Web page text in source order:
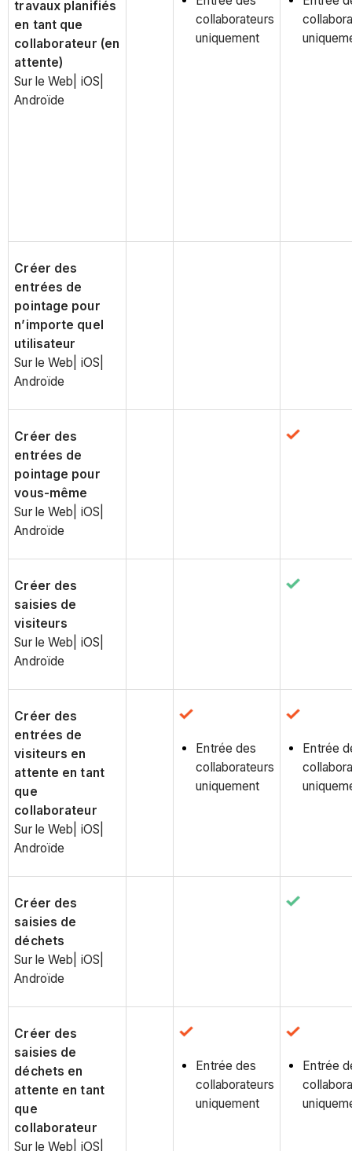
travaux planifiés
en tant que
collaborateur (en
attente)
Sur le Web| iOS|
Androïde
collaborateurs
uniquement
Créer des
entrées de
pointage pour
n’importe quel
utilisateur
Sur le Web| iOS|
Androïde
Créer des
entrées de
pointage pour
vous-même
Sur le Web| iOS|
Androïde
Créer des
saisies de
visiteurs
Sur le Web| iOS|
Androïde
Créer des
entrées de
visiteurs en
attente en tant
que
collaborateur
Sur le Web| iOS|
Androïde
Entrée des
collaborateurs
uniquement
Entrée
Créer des
saisies de
déchets
Sur le Web| iOS|
Androïde
Créer des
saisies de
déchets en
attente en tant
que
collaborateur
Sur le Web| iOS|
Entrée des
collaborateurs
uniquement
Entrée